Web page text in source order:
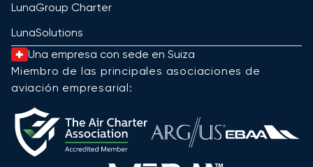
LunaGroup Charter
LunaSolutions
Una empresa con sede en Suiza
Miembro de las principales asociaciones de
aviación empresarial: